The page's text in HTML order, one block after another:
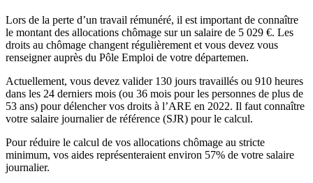
Lors de la perte d’un travail rémunéré, il est important de connaître
le montant des allocations chômage sur un salaire de 5 029 €. Les
droits au chômage changent régulièrement et vous devez vous
renseigner auprès du Pôle Emploi de votre départemen.
Actuellement, vous devez valider 130 jours travaillés ou 910 heures
dans les 24 derniers mois (ou 36 mois pour les personnes de plus de
53 ans) pour délencher vos droits à l’ARE en 2022. Il faut connaître
votre salaire journalier de référence (SJR) pour le calcul.
Pour réduire le calcul de vos allocations chômage au stricte
minimum, vos aides représenteraient environ 57% de votre salaire
journalier.